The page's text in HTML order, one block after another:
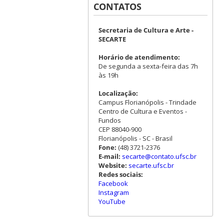
CONTATOS
Secretaria de Cultura e Arte -
SECARTE
Horário de atendimento:
De segunda a sexta-feira das 7h
às 19h
Localização:
Campus Florianópolis - Trindade
Centro de Cultura e Eventos -
Fundos
CEP 88040-900
Florianópolis - SC - Brasil
Fone: (48) 3721-2376
E-mail: secarte@contato.ufsc.br
Website: secarte.ufsc.br
Redes sociais:
Facebook
Instagram
YouTube